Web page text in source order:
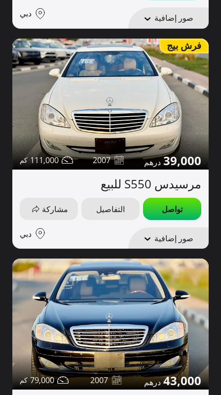
صور إضافية دبي
فرش بيج
39,000
2007
111,000
مرسيدس S550 للبيع
تواصل التفاصيل مشاركة
صور إضافية دبي
43,000
2007
79,000